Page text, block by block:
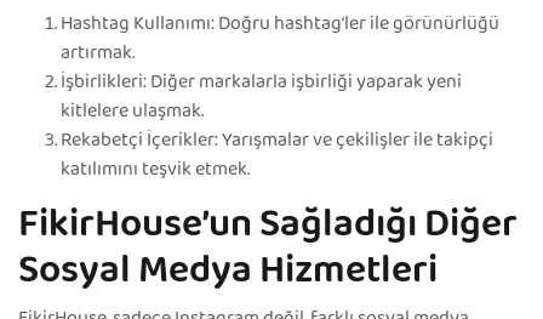
Hashtag Kullanımı: Doğru hashtag’ler ile görünürlüğü
artırmak.
İşbirlikleri: Diğer markalarla işbirliği yaparak yeni
kitlelere ulaşmak.
Rekabetçi İçerikler: Yarışmalar ve çekilişler ile takipçi
katılımını teşvik etmek.
FikirHouse’un Sağladığı Diğer
Sosyal Medya Hizmetleri